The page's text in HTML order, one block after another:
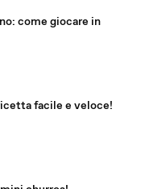
come giocare in
facile e veloce!